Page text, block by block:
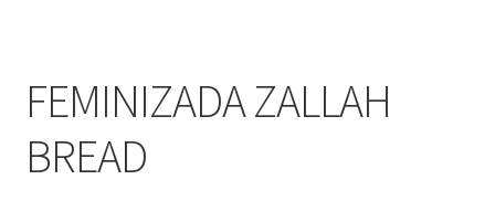
FEMINIZADA ZALLAH
BREAD